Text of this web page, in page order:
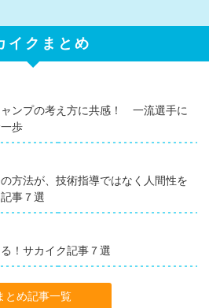
イクまとめ
ンプの考え方に共感！ 一流選手に
歩
方法が、技術指導ではなく人間性を
事７選
！サカイク記事７選
とめ記事一覧